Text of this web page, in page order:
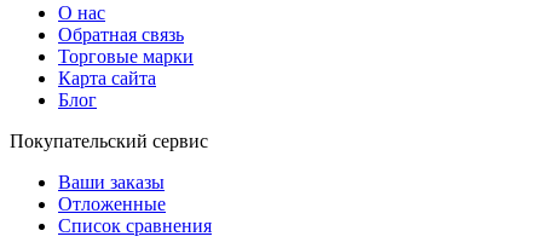
О нас
Обратная связь
Торговые марки
Карта сайта
Блог
Покупательский сервис
Ваши заказы
Отложенные
Список сравнения